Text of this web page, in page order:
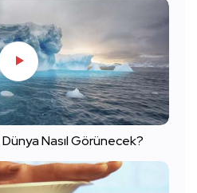
Nasıl Görünecek?